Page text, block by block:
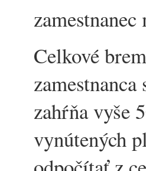
Celkové
zahŕňa vyše
vynútených